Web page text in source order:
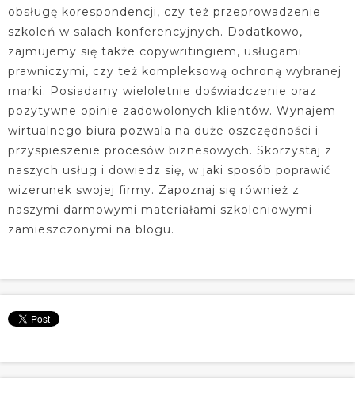
obsługę korespondencji, czy też przeprowadzenie
szkoleń w salach konferencyjnych. Dodatkowo,
zajmujemy się także copywritingiem, usługami
prawniczymi, czy też kompleksową ochroną wybranej
marki. Posiadamy wieloletnie doświadczenie oraz
pozytywne opinie zadowolonych klientów. Wynajem
wirtualnego biura pozwala na duże oszczędności i
przyspieszenie procesów biznesowych. Skorzystaj z
naszych usług i dowiedz się, w jaki sposób poprawić
wizerunek swojej firmy. Zapoznaj się również z
naszymi darmowymi materiałami szkoleniowymi
zamieszczonymi na blogu.